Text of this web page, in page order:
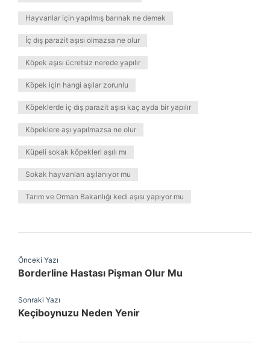
Hayvanlar için yapılmış barınak ne demek
İç dış parazit aşısı olmazsa ne olur
Köpek aşısı ücretsiz nerede yapılır
Köpek için hangi aşılar zorunlu
Köpeklerde iç dış parazit aşısı kaç ayda bir yapılır
Köpeklere aşı yapılmazsa ne olur
Küpeli sokak köpekleri aşılı mı
Sokak hayvanları aşılanıyor mu
Tarım ve Orman Bakanlığı kedi aşısı yapıyor mu
Önceki Yazı
Borderline Hastası Pişman Olur Mu
Sonraki Yazı
Keçiboynuzu Neden Yenir